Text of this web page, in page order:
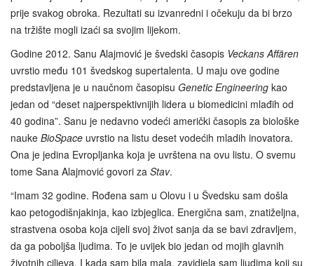
prije svakog obroka. Rezultati su izvanredni i očekuju da bi brzo
na tržište mogli izaći sa svojim lijekom.
Godine 2012. Sanu Alajmović je švedski časopis Veckans Affären
uvrstio među 101 švedskog supertalenta. U maju ove godine
predstavljena je u naučnom časopisu Genetic Engineering kao
jedan od “deset najperspektivnijih lidera u biomedicini mlađih od
40 godina”. Sanu je nedavno vodeći američki časopis za biološke
nauke BioSpace uvrstio na listu deset vodećih mladih inovatora.
Ona je jedina Evropljanka koja je uvrštena na ovu listu. O svemu
tome Sana Alajmović govori za Stav.
“Imam 32 godine. Rođena sam u Olovu i u Švedsku sam došla
kao petogodišnjakinja, kao izbjeglica. Energična sam, znatiželjna,
strastvena osoba koja cijeli svoj život sanja da se bavi zdravljem,
da ga poboljša ljudima. To je uvijek bio jedan od mojih glavnih
životnih ciljeva. I kada sam bila mala, zavidjela sam ljudima koji su